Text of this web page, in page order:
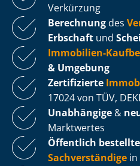
Verkürzung
Berechnung des
Erbschaft und
Immobilien-
& Umgebung
Zertifizierte
17024 von TÜV,
Unabhängige &
Marktwertes
Öffentlich
Sachverständige in